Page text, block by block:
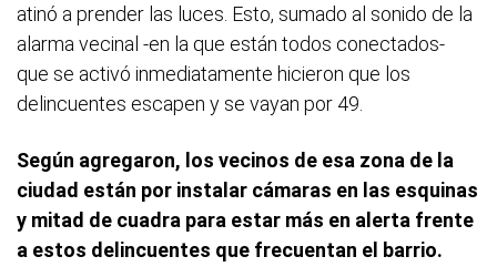
atinó a prender las luces. Esto, sumado al sonido de la
alarma vecinal -en la que están todos conectados-
que se activó inmediatamente hicieron que los
delincuentes escapen y se vayan por 49.
Según agregaron, los vecinos de esa zona de la
ciudad están por instalar cámaras en las esquinas
y mitad de cuadra para estar más en alerta frente
a estos delincuentes que frecuentan el barrio.